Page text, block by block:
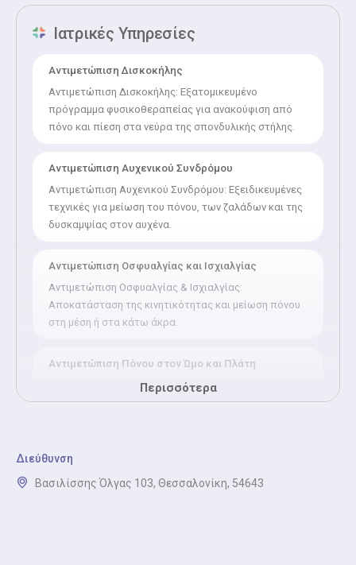
Διεύθυνση
Βασιλίσσης Όλγας 103, Θεσσαλονίκη, 54643
Ιατρικές Υπηρεσίες
Αντιμετώπιση Δισκοκήλης
Αντιμετώπιση Δισκοκήλης: Εξατομικευμένο
πρόγραμμα φυσικοθεραπείας για ανακούφιση από
πόνο και πίεση στα νεύρα της σπονδυλικής στήλης.
Αντιμετώπιση Αυχενικού Συνδρόμου
Αντιμετώπιση Αυχενικού Συνδρόμου: Εξειδικευμένες
τεχνικές για μείωση του πόνου, των ζαλάδων και της
δυσκαμψίας στον αυχένα.
Αντιμετώπιση Οσφυαλγίας και Ισχιαλγίας
Αντιμετώπιση Οσφυαλγίας & Ισχιαλγίας:
Αποκατάσταση της κινητικότητας και μείωση πόνου
στη μέση ή στα κάτω άκρα.
Αντιμετώπιση Πόνου στον Ώμο και Πλάτη
Αντιμετώπιση Πόνου στον Ώμο & Πλάτη: Ανακούφιση
από τενοντίτιδες, μυϊκούς σπασμούς και δυσκαμψία
Αντιμετώπιση Πόνου στο Γόνατο
Αντιμετώπιση Πόνου στο Γόνατο: Αποκατάσταση
Περισσότερα